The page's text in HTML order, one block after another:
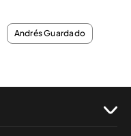
Andrés Guardado